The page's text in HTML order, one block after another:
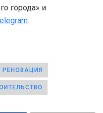
города» и
.
РЕНОВАЦИЯ